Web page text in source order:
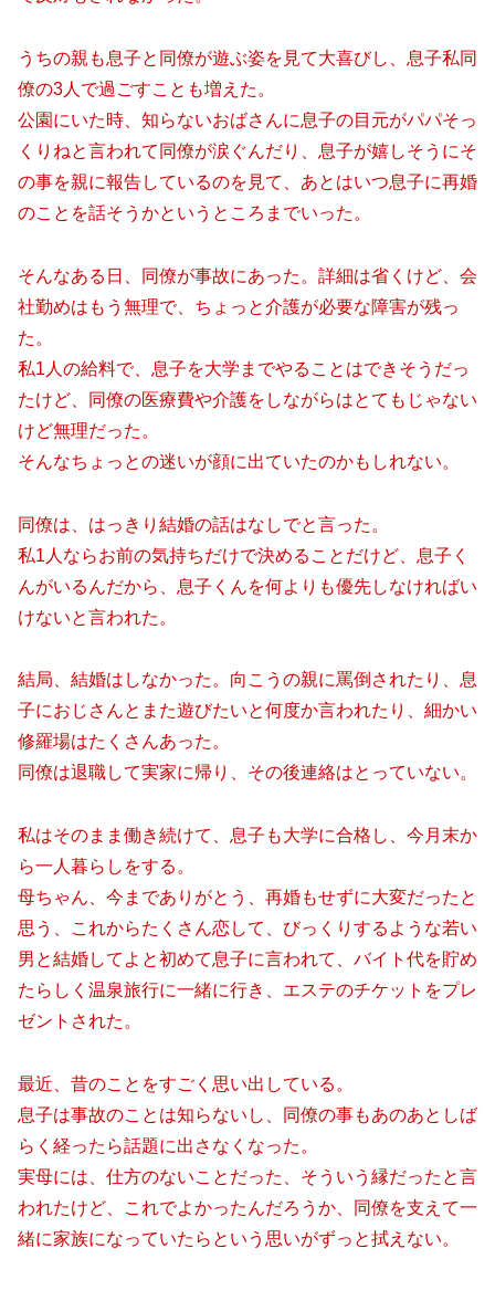
うちの親も息子と同僚が遊ぶ姿を見て大喜びし、息子私同
僚の3人で過ごすことも増えた。
公園にいた時、知らないおばさんに息子の目元がパパそっ
くりねと言われて同僚が涙ぐんだり、息子が嬉しそうにそ
の事を親に報告しているのを見て、あとはいつ息子に再婚
のことを話そうかというところまでいった。
そんなある日、同僚が事故にあった。詳細は省くけど、会
社勤めはもう無理で、ちょっと介護が必要な障害が残っ
た。
私1人の給料で、息子を大学までやることはできそうだっ
たけど、同僚の医療費や介護をしながらはとてもじゃない
けど無理だった。
そんなちょっとの迷いが顔に出ていたのかもしれない。
同僚は、はっきり結婚の話はなしでと言った。
私1人ならお前の気持ちだけで決めることだけど、息子く
んがいるんだから、息子くんを何よりも優先しなければい
けないと言われた。
結局、結婚はしなかった。向こうの親に罵倒されたり、息
子におじさんとまた遊びたいと何度か言われたり、細かい
修羅場はたくさんあった。
同僚は退職して実家に帰り、その後連絡はとっていない。
私はそのまま働き続けて、息子も大学に合格し、今月末か
ら一人暮らしをする。
母ちゃん、今までありがとう、再婚もせずに大変だったと
思う、これからたくさん恋して、びっくりするような若い
男と結婚してよと初めて息子に言われて、バイト代を貯め
たらしく温泉旅行に一緒に行き、エステのチケットをプレ
ゼントされた。
最近、昔のことをすごく思い出している。
息子は事故のことは知らないし、同僚の事もあのあとしば
らく経ったら話題に出さなくなった。
実母には、仕方のないことだった、そういう縁だったと言
われたけど、これでよかったんだろうか、同僚を支えて一
緒に家族になっていたらという思いがずっと拭えない。